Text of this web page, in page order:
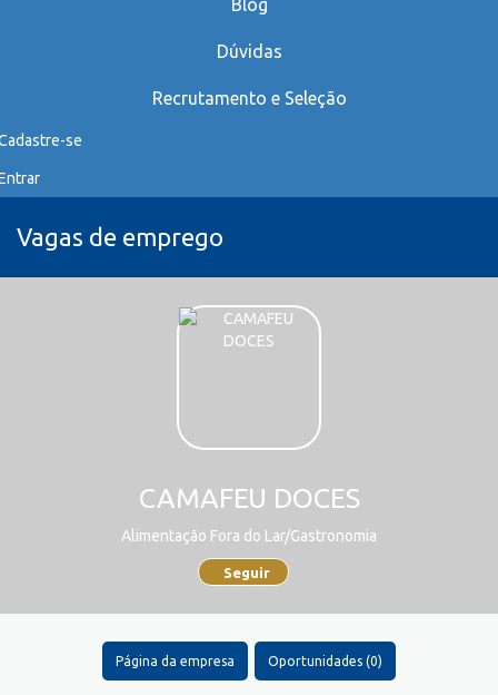
Blog
Dúvidas
Recrutamento e Seleção
se
Vagas de emprego
CAMAFEU DOCES
Alimentação Fora do Lar/Gastronomia
Seguir
Página da empresa Oportunidades (0)